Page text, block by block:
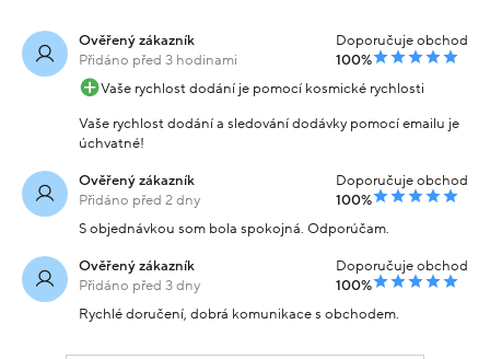
Ověřený zákazník
Přidáno před 3 hodinami
Doporučuje obchod
100%
Vaše rychlost dodání je pomocí kosmické rychlosti
Vaše rychlost dodání a sledování dodávky pomocí emailu je
úchvatné!
Ověřený zákazník
Přidáno před 2 dny
Doporučuje obchod
100%
S objednávkou som bola spokojná. Odporúčam.
Ověřený zákazník
Přidáno před 3 dny
Doporučuje obchod
100%
Rychlé doručení, dobrá komunikace s obchodem.